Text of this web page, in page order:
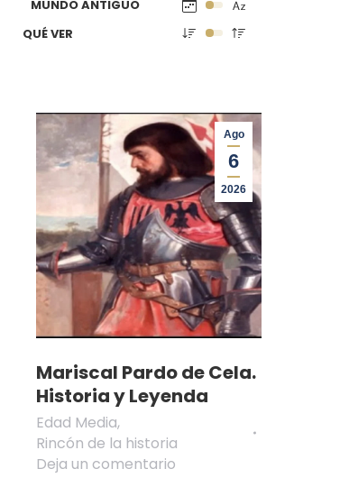
MUNDO ANTIGUO
QUÉ VER
Ago
6
2026
Mariscal Pardo de Cela.
Historia y Leyenda
Edad Media,
Rincón de la historia
Deja un comentario